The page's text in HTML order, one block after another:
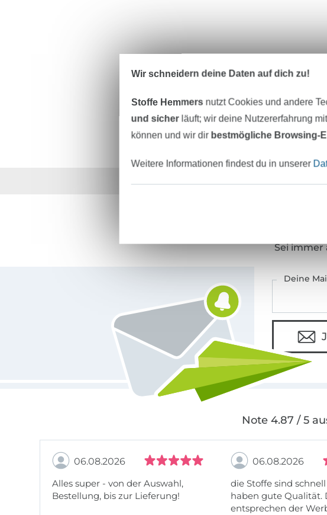
Über 1.8 Millionen Meter Stoff
Sei immer
Deine
Note 4.87 / 5
06.08.2026
Alles super - von der Auswahl,
Bestellung, bis zur Lieferung!
06.08.2026
die Stoffe sind
haben gute Qualität.
entsprechen der
Wir schneidern deine Daten auf dich zu!
Stoffe Hemmers nutzt Cookies und andere
und sicherläuft; wir deine Nutzererfahrung
können und wir dir bestmögliche Browsing-
Weitere Informationen findest du in unserer